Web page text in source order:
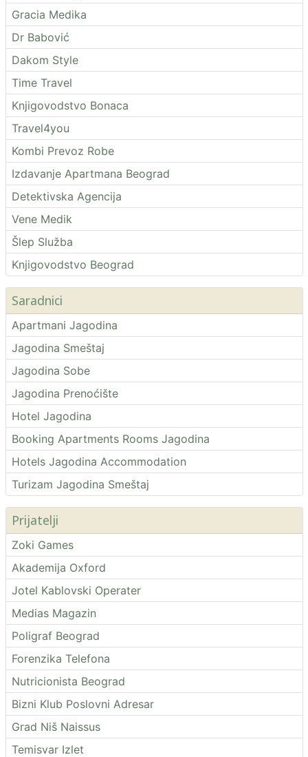
Gracia Medika
Dr Babović
Dakom Style
Time Travel
Knjigovodstvo Bonaca
Travel4you
Kombi Prevoz Robe
Izdavanje Apartmana Beograd
Detektivska Agencija
Vene Medik
Šlep Služba
Knjigovodstvo Beograd
Saradnici
Apartmani Jagodina
Jagodina Smeštaj
Jagodina Sobe
Jagodina Prenoćište
Hotel Jagodina
Booking Apartments Rooms Jagodina
Hotels Jagodina Accommodation
Turizam Jagodina Smeštaj
Prijatelji
Zoki Games
Akademija Oxford
Jotel Kablovski Operater
Medias Magazin
Poligraf Beograd
Forenzika Telefona
Nutricionista Beograd
Bizni Klub Poslovni Adresar
Grad Niš Naissus
Temisvar Izlet